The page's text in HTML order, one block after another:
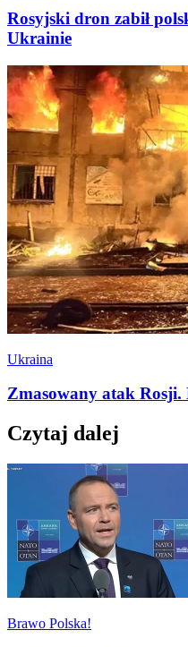
Rosyjski dron zabił
Ukrainie
Ukraina
Zmasowany atak
Czytaj dalej
Brawo Polska!